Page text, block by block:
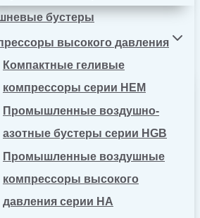
бустеры
высокого давления
Компактные геливые
компрессоры серии HEM
Промышленные воздушно-
азотные бустеры серии HGB
Промышленные воздушные
компрессоры высокого
давления серии HA